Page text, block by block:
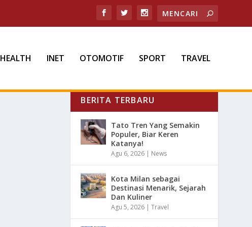
HEALTH INET OTOMOTIF SPORT TRAVEL
BERITA TERBARU
Tato Tren Yang Semakin
Populer, Biar Keren
Katanya!
Agu 6, 2026 | News
Kota Milan sebagai
Destinasi Menarik, Sejarah
Dan Kuliner
Agu 5, 2026 |Travel